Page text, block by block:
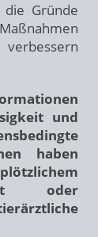
Gründe
und
haben
oder